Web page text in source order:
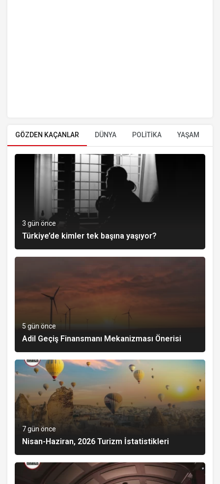
GÖZDEN KAÇANLAR DÜNYA POLİTİKA YAŞAM
3 gün önce
Türkiye’de kimler tek başına yaşıyor?
5 gün önce
Adil Geçiş Finansmanı Mekanizması Önerisi
7 gün önce
Nisan-Haziran, 2026 Turizm İstatistikleri